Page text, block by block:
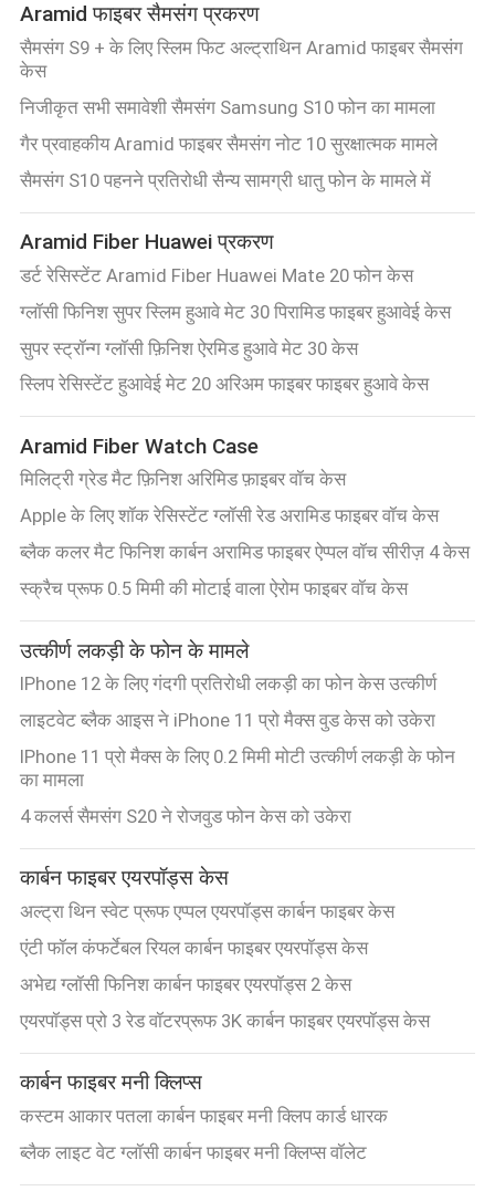
समाचार
मामलों
NEWS
साइटमैप
PRIVACY
POLICY
Aramid फाइबर सैमसंग प्रकरण
सैमसंग S9 + के लिए स्लिम फिट अल्ट्राथिन Aramid फाइबर सैमसंग
केस
निजीकृत सभी समावेशी सैमसंग Samsung S10 फोन का मामला
गैर प्रवाहकीय Aramid फाइबर सैमसंग नोट 10 सुरक्षात्मक मामले
सैमसंग S10 पहनने प्रतिरोधी सैन्य सामग्री धातु फोन के मामले में
Aramid Fiber Huawei प्रकरण
डर्ट रेसिस्टेंट Aramid Fiber Huawei Mate 20 फोन केस
ग्लॉसी फिनिश सुपर स्लिम हुआवे मेट 30 पिरामिड फाइबर हुआवेई केस
सुपर स्ट्रॉन्ग ग्लॉसी फ़िनिश ऐरमिड हुआवे मेट 30 केस
स्लिप रेसिस्टेंट हुआवेई मेट 20 अरिअम फाइबर फाइबर हुआवे केस
Aramid Fiber Watch Case
मिलिट्री ग्रेड मैट फ़िनिश अरिमिड फ़ाइबर वॉच केस
Apple के लिए शॉक रेसिस्टेंट ग्लॉसी रेड अरामिड फाइबर वॉच केस
ब्लैक कलर मैट फिनिश कार्बन अरामिड फाइबर ऐप्पल वॉच सीरीज़ 4 केस
स्क्रैच प्रूफ 0.5 मिमी की मोटाई वाला ऐरोम फाइबर वॉच केस
उत्कीर्ण लकड़ी के फोन के मामले
IPhone 12 के लिए गंदगी प्रतिरोधी लकड़ी का फोन केस उत्कीर्ण
लाइटवेट ब्लैक आइस ने iPhone 11 प्रो मैक्स वुड केस को उकेरा
IPhone 11 प्रो मैक्स के लिए 0.2 मिमी मोटी उत्कीर्ण लकड़ी के फोन
का मामला
4 कलर्स सैमसंग S20 ने रोजवुड फोन केस को उकेरा
कार्बन फाइबर एयरपॉड्स केस
अल्ट्रा थिन स्वेट प्रूफ एप्पल एयरपॉड्स कार्बन फाइबर केस
एंटी फॉल कंफर्टेबल रियल कार्बन फाइबर एयरपॉड्स केस
अभेद्य ग्लॉसी फिनिश कार्बन फाइबर एयरपॉड्स 2 केस
एयरपॉड्स प्रो 3 रेड वॉटरप्रूफ 3K कार्बन फाइबर एयरपॉड्स केस
कार्बन फाइबर मनी क्लिप्स
कस्टम आकार पतला कार्बन फाइबर मनी क्लिप कार्ड धारक
ब्लैक लाइट वेट ग्लॉसी कार्बन फाइबर मनी क्लिप्स वॉलेट